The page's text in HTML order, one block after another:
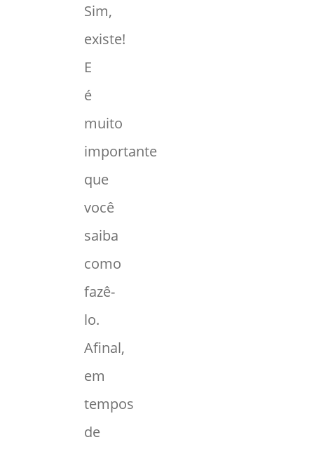
Sim,
existe!
E
é
muito
importante
que
você
saiba
como
fazê-
lo.
Afinal,
em
tempos
de